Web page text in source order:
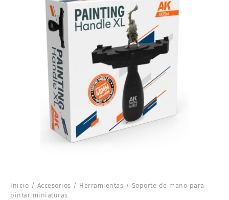
Inicio / Accesorios / Herramientas / Soporte de mano para
pintar miniaturas.